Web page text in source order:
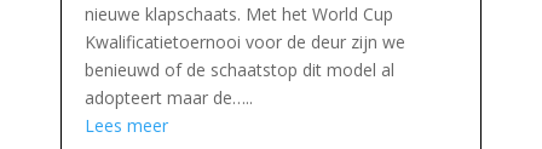
nieuwe klapschaats. Met het World Cup
Kwalificatietoernooi voor de deur zijn we
benieuwd of de schaatstop dit model al
adopteert maar de…..
Lees meer